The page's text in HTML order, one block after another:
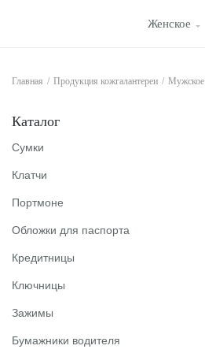
Женское
Главная / Продукция кожгалантереи / Мужское
Каталог
Сумки
Клатчи
Портмоне
Обложки для паспорта
Кредитницы
Ключницы
Зажимы
Бумажники водителя